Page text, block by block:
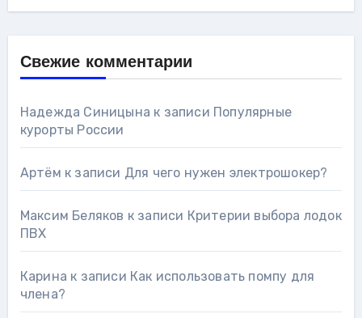
Свежие комментарии
Надежда Синицына к записи Популярные
курорты России
Артём к записи Для чего нужен электрошокер?
Максим Беляков к записи Критерии выбора лодок
ПВХ
Карина к записи Как использовать помпу для
члена?